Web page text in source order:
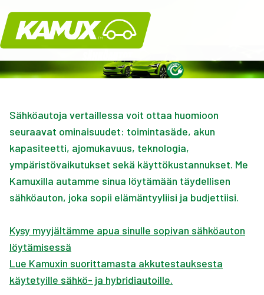
Kamux
Sähköautoja vertaillessa voit ottaa huomioon
seuraavat ominaisuudet: toimintasäde, akun
kapasiteetti, ajomukavuus, teknologia,
ympäristövaikutukset sekä käyttökustannukset. Me
Kamuxilla autamme sinua löytämään täydellisen
sähköauton, joka sopii elämäntyyliisi ja budjettiisi.
Kysy myyjältämme apua sinulle sopivan sähköauton
löytämisessä
Lue Kamuxin suorittamasta akkutestauksesta
käytetyille sähkö- ja hybridiautoille.